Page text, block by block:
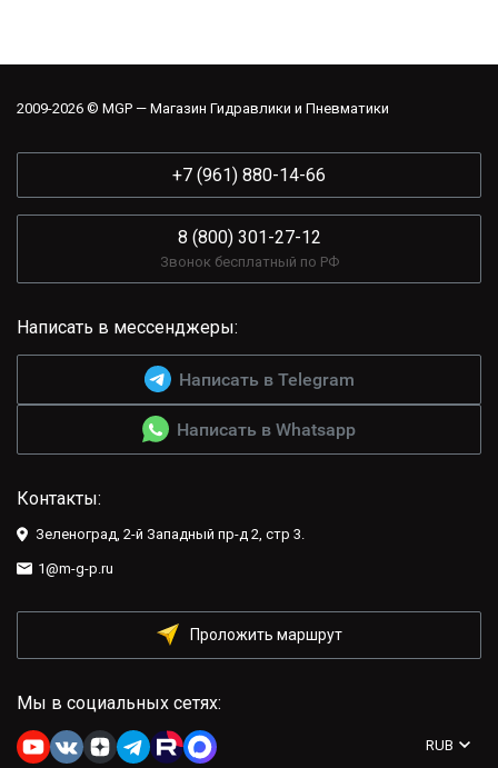
2009-2026 © MGP — Магазин Гидравлики и Пневматики
+7 (961) 880-14-66
8 (800) 301-27-12
Звонок бесплатный по РФ
Написать в мессенджеры:
Написать в Telegram
Написать в Whatsapp
Контакты:
Зеленоград, 2-й Западный пр-д 2, стр 3.
1@m-g-p.ru
Проложить маршрут
Мы в социальных сетях:
RUB